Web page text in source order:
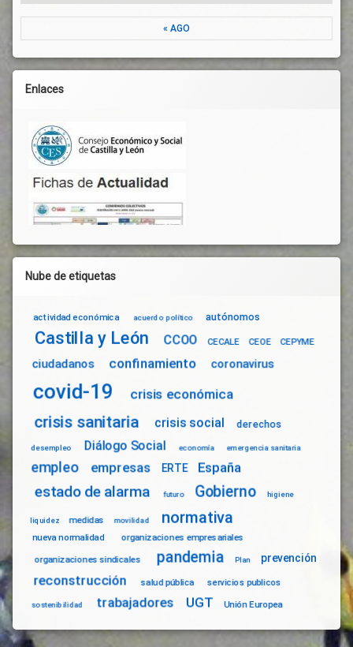
« AGO
Enlaces
Nube de etiquetas
actividad económica acuerdo político autónomos
Castilla y León CCOO CECALE CEOE CEPYME
ciudadanos confinamiento coronavirus
covid-19 crisis económica
crisis sanitaria crisis social derechos
desempleo Diálogo Social economía emergencia sanitaria
empleo empresas ERTE España
estado de alarma futuro Gobierno higiene
liquidez medidas movilidad normativa
nueva normalidad organizaciones empresariales
organizaciones sindicales pandemia Plan prevención
reconstrucción salud pública servicios publicos
sostenibilidad trabajadores UGT Unión Europea